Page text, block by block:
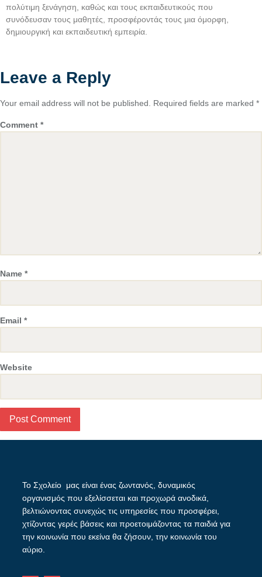
πολύτιμη ξενάγηση, καθώς και τους εκπαιδευτικούς που
συνόδευσαν τους μαθητές, προσφέροντάς τους μια όμορφη,
δημιουργική και εκπαιδευτική εμπειρία.
Leave a Reply
Your email address will not be published. Required fields are marked *
Comment *
Name *
Email *
Website
Το Σχολείο μας είναι ένας ζωντανός, δυναμικός
οργανισμός που εξελίσσεται και προχωρά ανοδικά,
βελτιώνοντας συνεχώς τις υπηρεσίες που προσφέρει,
χτίζοντας γερές βάσεις και προετοιμάζοντας τα παιδιά για
την κοινωνία που εκείνα θα ζήσουν, την κοινωνία του
αύριο.